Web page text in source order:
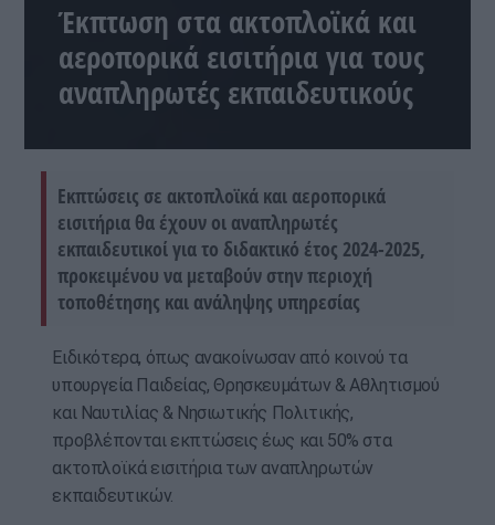
Έκπτωση στα ακτοπλοϊκά και
αεροπορικά εισιτήρια για τους
αναπληρωτές εκπαιδευτικούς
Εκπτώσεις σε ακτοπλοϊκά και αεροπορικά
εισιτήρια θα έχουν οι αναπληρωτές
εκπαιδευτικοί για το διδακτικό έτος 2024-2025,
προκειμένου να μεταβούν στην περιοχή
τοποθέτησης και ανάληψης υπηρεσίας
Ειδικότερα, όπως ανακοίνωσαν από κοινού τα
υπουργεία Παιδείας, Θρησκευμάτων & Αθλητισμού
και Ναυτιλίας & Νησιωτικής Πολιτικής,
προβλέπονται εκπτώσεις έως και 50% στα
ακτοπλοϊκά εισιτήρια των αναπληρωτών
εκπαιδευτικών.